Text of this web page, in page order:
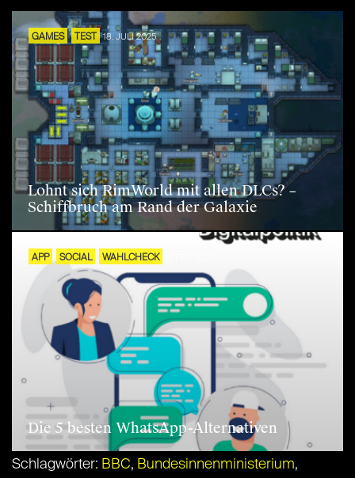
GAMES TEST 18. JULI 2025
Lohnt sich RimWorld mit allen DLCs? –
Schiffbruch am Rand der Galaxie
APP SOCIAL WAHLCHECK
Die 5 besten WhatsApp-Alternativen
Schlagwörter: BBC, Bundesinnenministerium,